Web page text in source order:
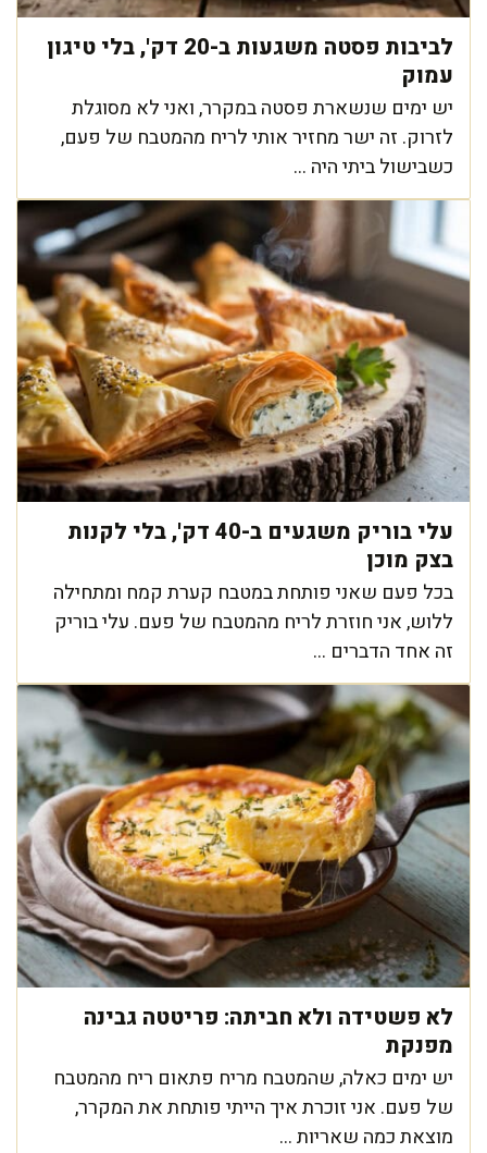
לביבות פסטה משגעות ב-20 דק', בלי טיגון
עמוק
יש ימים שנשארת פסטה במקרר, ואני לא מסוגלת
לזרוק. זה ישר מחזיר אותי לריח מהמטבח של פעם,
כשבישול ביתי היה ...
עלי בוריק משגעים ב-40 דק', בלי לקנות
בצק מוכן
בכל פעם שאני פותחת במטבח קערת קמח ומתחילה
ללוש, אני חוזרת לריח מהמטבח של פעם. עלי בוריק
זה אחד הדברים ...
לא פשטידה ולא חביתה: פריטטה גבינה
מפנקת
יש ימים כאלה, שהמטבח מריח פתאום ריח מהמטבח
של פעם. אני זוכרת איך הייתי פותחת את המקרר,
מוצאת כמה שאריות ...